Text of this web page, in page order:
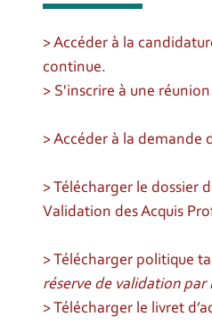
> Accéder à la
continue.
> S'inscrire à une
> Accéder à la demande
> Télécharger le dossier
Validation des Acquis
> Télécharger politique
réserve de validation par
> Télécharger le livret